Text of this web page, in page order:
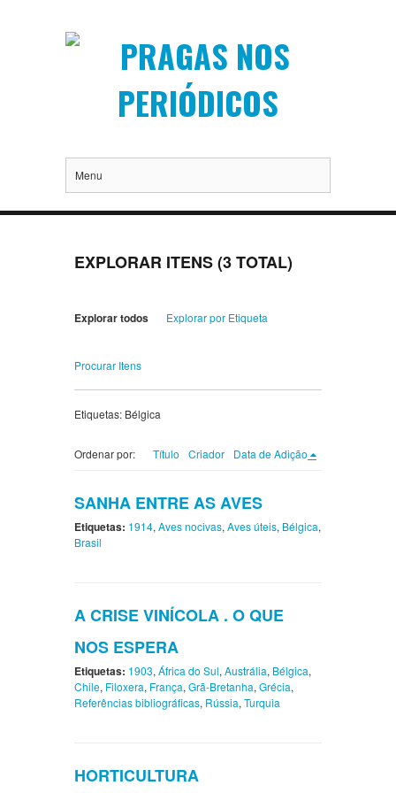
Menu
EXPLORAR ITENS (3 TOTAL)
Explorar todos Explorar por Etiqueta
Procurar Itens
Etiquetas: Bélgica
Ordenar por: Título Criador Data de Adição
SANHA ENTRE AS AVES
Etiquetas: 1914, Aves nocivas, Aves úteis, Bélgica,
Brasil
A CRISE VINÍCOLA . O QUE
NOS ESPERA
Etiquetas: 1903, África do Sul, Austrália, Bélgica,
Chile, Filoxera, França, Grã-Bretanha, Grécia,
Referências bibliográficas, Rússia, Turquia
HORTICULTURA